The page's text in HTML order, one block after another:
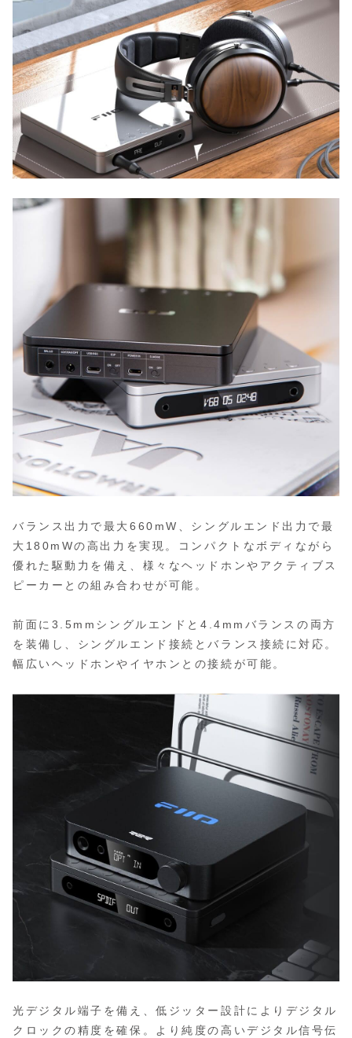
バランス出力で最大660mW、シングルエンド出力で最
大180mWの高出力を実現。コンパクトなボディながら
優れた駆動力を備え、様々なヘッドホンやアクティブス
ピーカーとの組み合わせが可能。
前面に3.5mmシングルエンドと4.4mmバランスの両方
を装備し、シングルエンド接続とバランス接続に対応。
幅広いヘッドホンやイヤホンとの接続が可能。
光デジタル端子を備え、低ジッター設計によりデジタル
クロックの精度を確保。より純度の高いデジタル信号伝